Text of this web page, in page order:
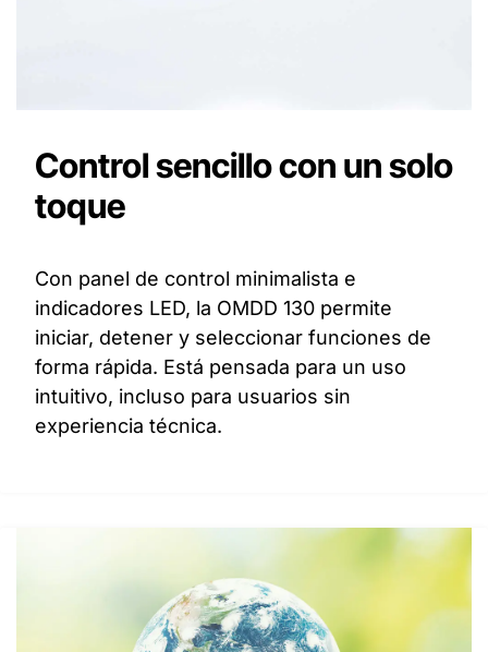
Control sencillo con un solo
toque
Con panel de control minimalista e
indicadores LED, la OMDD 130 permite
iniciar, detener y seleccionar funciones de
forma rápida. Está pensada para un uso
intuitivo, incluso para usuarios sin
experiencia técnica.